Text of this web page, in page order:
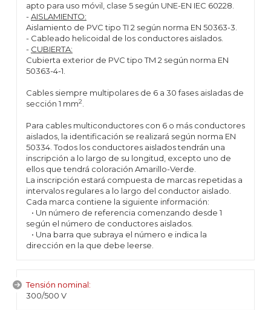
apto para uso móvil, clase 5 según UNE-EN IEC 60228.
-AISLAMIENTO:
Aislamiento de PVC tipo TI 2 según norma EN 50363-3.
- Cableado helicoidal de los conductores aislados.
- CUBIERTA:
Cubierta exterior de PVC tipo TM 2 según norma EN
50363-4-1.
Cables siempre multipolares de 6 a 30 fases aisladas de
sección 1 mm2
Para cables multiconductores con 6 o más conductores
aislados, la identificación se realizará según norma EN
50334. Todos los conductores aislados tendrán una
inscripción a lo largo de su longitud, excepto uno de
ellos que tendrá coloración Amarillo-Verde.
La inscripción estará compuesta de marcas repetidas a
intervalos regulares a lo largo del conductor aislado.
Cada marca contiene la siguiente información:
• Un número de referencia comenzando desde 1
según el número de conductores aislados.
• Una barra que subraya el número e indica la
dirección en la que debe leerse.
Tensión nominal:
300/500 V